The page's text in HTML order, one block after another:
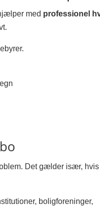
med professionel
Det gælder især,
boligforeninger,